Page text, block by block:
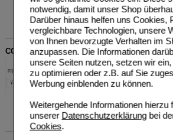
notwendig, damit unser Shop
Darüber hinaus helfen uns Cookies,
vergleichbare Technologien, unsere
von Ihnen bevorzugte Verhalten im
anzupassen. Die Informationen
unsere Seiten nutzen, setzen wir
zu optimieren oder z.B. auf Sie
Werbung einblenden zu können.
Weitergehende Informationen hierzu
unserer Datenschutzerklärungbei
Cookies.
COVISAFE Schutzmaske pastellgrün
SAXONIA PHARMA GmbH &
Co. KG
16882752
UVP**
Unser